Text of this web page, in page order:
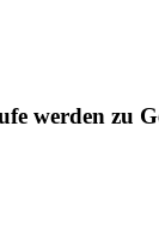
werden zu